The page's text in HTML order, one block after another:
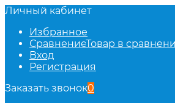
Личный кабинет
Избранное
СравнениеТовар в
Вход
Регистрация
Заказать звонок0